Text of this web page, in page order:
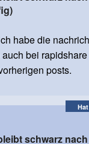
habe die
bei
posts.
schwarz